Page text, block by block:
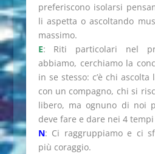
preferiscono isolarsi
li aspetta o ascoltando
massimo.
E: Riti particolari nel
abbiamo, cerchiamo la
in se stesso: c’è chi
con un compagno, chi si
libero, ma ognuno di noi
deve fare e dare nei 4
N: Ci raggruppiamo e ci
più coraggio.